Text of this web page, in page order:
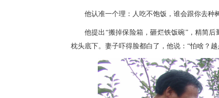
他认准一个理：人吃不饱饭，谁会跟你去种
他提出“搬掉保险箱，砸烂铁饭碗”，精简
枕头底下。妻子吓得脸都白了，他说：“怕啥？